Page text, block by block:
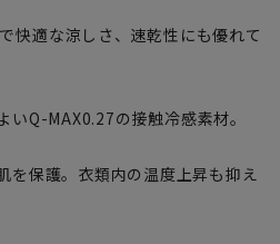
快適な涼しさ、速乾性にも優れて
Q-MAX0.27の接触冷感素材。
を保護。衣類内の温度上昇も抑え